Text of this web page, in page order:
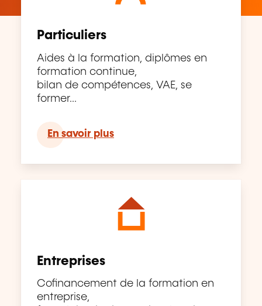
Particuliers
Aides à la formation, diplômes en
formation continue,
bilan de compétences, VAE, se
former...
En savoir plus
Entreprises
Cofinancement de la formation en
entreprise,